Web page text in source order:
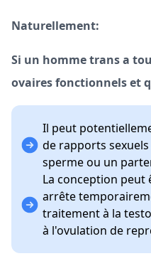
Naturellement:
Si un homme trans a
ovaires fonctionnels et
Il peut
de rapports
sperme ou un
La conception peut
arrête
traitement à la
à l'ovulation de